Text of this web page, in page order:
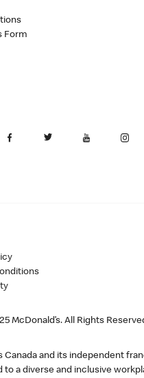
Form
McDonald’s. All Rights
Canada and its independent
a diverse and inclusive